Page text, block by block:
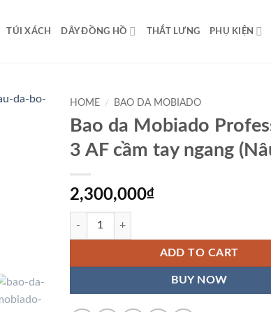
TÚI XÁCH DÂY ĐỒNG HỒ THẮT LƯNG PHỤ KIỆN
HOME / BAO DA MOBIADO
Bao da Mobiado
3 AF cầm tay ngang
2,300,000₫
Bao da Mobiado Professional 3 AF cầm tay
ADD TO CART
BUY NOW